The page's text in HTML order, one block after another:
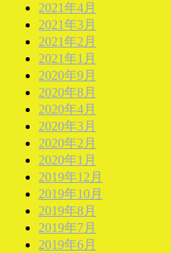
2021年4月
2021年3月
2021年2月
2021年1月
2020年9月
2020年8月
2020年4月
2020年3月
2020年2月
2020年1月
2019年12月
2019年10月
2019年8月
2019年7月
2019年6月